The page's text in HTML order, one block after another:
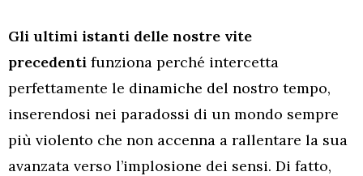
Gli ultimi istanti delle nostre vite
precedenti funziona perché intercetta
perfettamente le dinamiche del nostro tempo,
inserendosi nei paradossi di un mondo sempre
più violento che non accenna a rallentare la sua
avanzata verso l’implosione dei sensi. Di fatto,